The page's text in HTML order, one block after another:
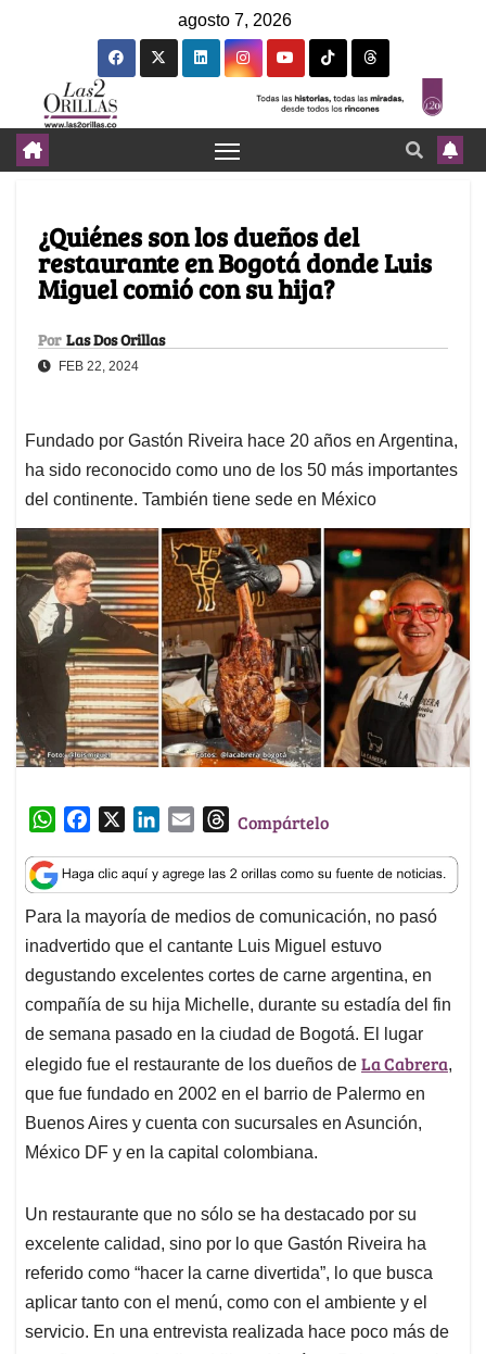
agosto 7, 2026
¿Quiénes son los dueños del
restaurante en Bogotá donde Luis
Miguel comió con su hija?
Por Las Dos Orillas
FEB 22, 2024
Fundado por Gastón Riveira hace 20 años en Argentina,
ha sido reconocido como uno de los 50 más importantes
del continente. También tiene sede en México
W
a
t
s
A
p
p
c
e
b
o
o
k
n
k
e
d
I
n
a
i
l
T
r
e
a
d
s
Compártelo
Para la mayoría de medios de comunicación, no pasó
inadvertido que el cantante Luis Miguel estuvo
degustando excelentes cortes de carne argentina, en
compañía de su hija Michelle, durante su estadía del fin
de semana pasado en la ciudad de Bogotá. El lugar
elegido fue el restaurante de los dueños de La Cabrera,
que fue fundado en 2002 en el barrio de Palermo en
Buenos Aires y cuenta con sucursales en Asunción,
México DF y en la capital colombiana.
Un restaurante que no sólo se ha destacado por su
excelente calidad, sino por lo que Gastón Riveira ha
referido como “hacer la carne divertida”, lo que busca
aplicar tanto con el menú, como con el ambiente y el
servicio. En una entrevista realizada hace poco más de